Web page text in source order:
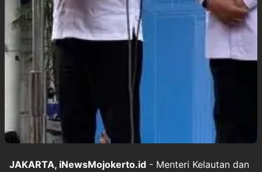
JAKARTA, iNewsMojokerto.id - Menteri Kelautan dan